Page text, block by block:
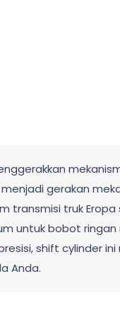
gerakan
truk
untuk bobot
shift cylinder
Anda.